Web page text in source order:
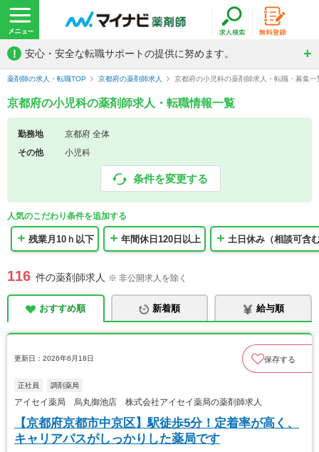
! 安心・安全な転職サポートの提供に努めます。
薬剤師の求人・転職TOP 京都府の薬剤師求人 京都府の小児科の薬剤師求人・転職・募集一
京都府の小児科の薬剤師求人・転職情報一覧
勤務地
京都府 全体
その他
小児科
条件を変更する
人気のこだわり条件を追加する
残業月10ｈ以下 年間休日120日以上 土日休み（相談可含
116 件の薬剤師求人 ※ 非公開求人を除く
おすすめ順 新着順 給与順
更新日：2026年6月18日 保存する
正社員 調剤薬局
アイセイ薬局 烏丸御池店 株式会社アイセイ薬局の薬剤師求人
【京都府京都市中京区】駅徒歩5分！定着率が高く、
キャリアパスがしっかりした薬局です